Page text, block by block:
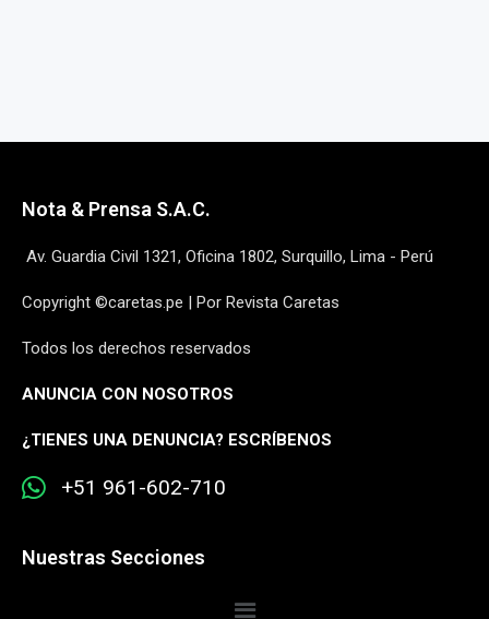
Nota & Prensa S.A.C.
Av. Guardia Civil 1321, Oficina 1802, Surquillo, Lima - Perú
Copyright ©caretas.pe | Por Revista Caretas
Todos los derechos reservados
ANUNCIA CON NOSOTROS
¿TIENES UNA DENUNCIA? ESCRÍBENOS
+51 961-602-710
Nuestras Secciones